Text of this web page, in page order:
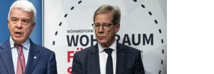
Kontakt